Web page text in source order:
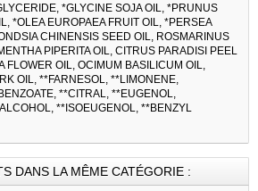
*GLYCINE SOJA OIL, *PRUNUS
*OLEA EUROPAEA FRUIT OIL, *PERSEA
CHINENSIS SEED OIL, ROSMARINUS
PIPERITA OIL, CITRUS PARADISI PEEL
FLOWER OIL, OCIMUM BASILICUM OIL,
OIL, **FARNESOL, **LIMONENE,
**CITRAL, **EUGENOL,
**ISOEUGENOL, **BENZYL
DANS LA MÊME CATÉGORIE :